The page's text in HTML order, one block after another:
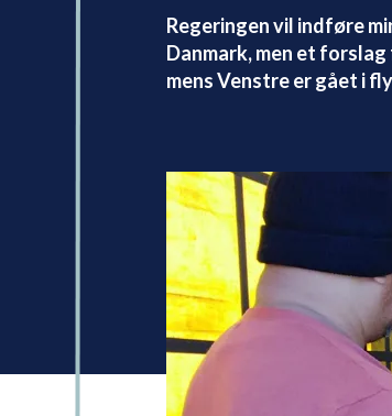
Regeringen vil indføre
Danmark, men et
mens Venstre er gået i